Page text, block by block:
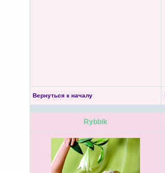
Вернуться к началу
Rybbik